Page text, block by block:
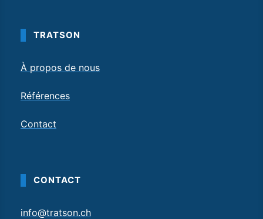
TRATSON
À propos de nous
Références
Contact
CONTACT
info@tratson.ch